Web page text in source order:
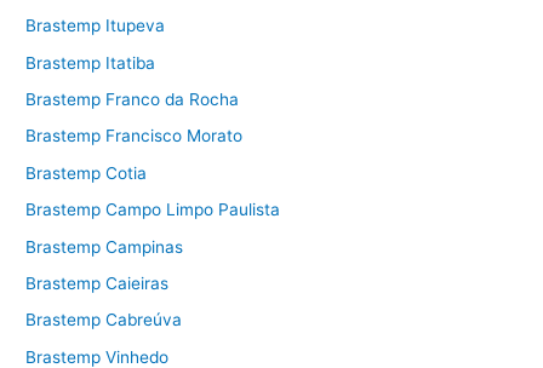
Brastemp Itupeva
Brastemp Itatiba
Brastemp Franco da Rocha
Brastemp Francisco Morato
Brastemp Cotia
Brastemp Campo Limpo Paulista
Brastemp Campinas
Brastemp Caieiras
Brastemp Cabreúva
Brastemp Vinhedo